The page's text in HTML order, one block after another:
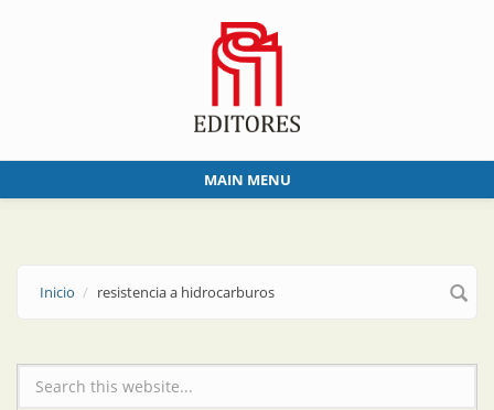
MAIN MENU
Inicio resistencia a hidrocarburos
Formulario de búsqueda